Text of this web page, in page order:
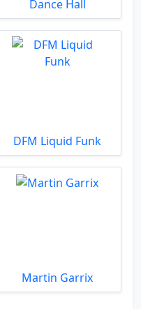
Dance Hall
DFM Liquid Funk
Martin Garrix